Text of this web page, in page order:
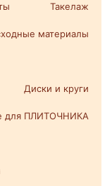
Такелаж
материалы
Диски и круги
для ПЛИТОЧНИКА